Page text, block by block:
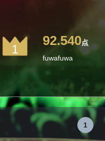
1
92.540点
fuwafuwa
1